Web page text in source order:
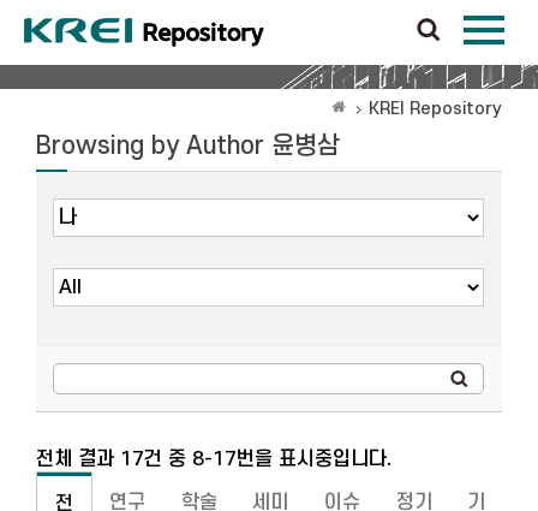
KREI Repository
Browsing by Author 윤병삼
전체 결과 17건 중 8-17번을 표시중입니다.
전
연구
학술
세미
이슈
정기
기